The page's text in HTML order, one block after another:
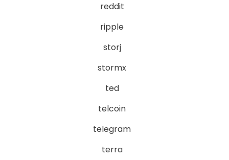
reddit
ripple
storj
stormx
ted
telcoin
telegram
terra